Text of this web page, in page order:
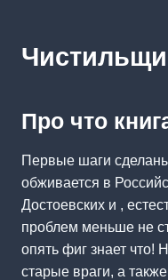
Про что
Первые шаги
обживается в
Достоевских и ,
проблем меньше не
опять фиг знает
старые враги, а